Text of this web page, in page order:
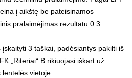
į aikštę be pateisinamos
pralaimėjimas rezultatu 0:3.
įskaityti 3 taškai, padėsiantys pakilti iš
„Riteriai“ B rikiuojasi iškart už
vietoje.